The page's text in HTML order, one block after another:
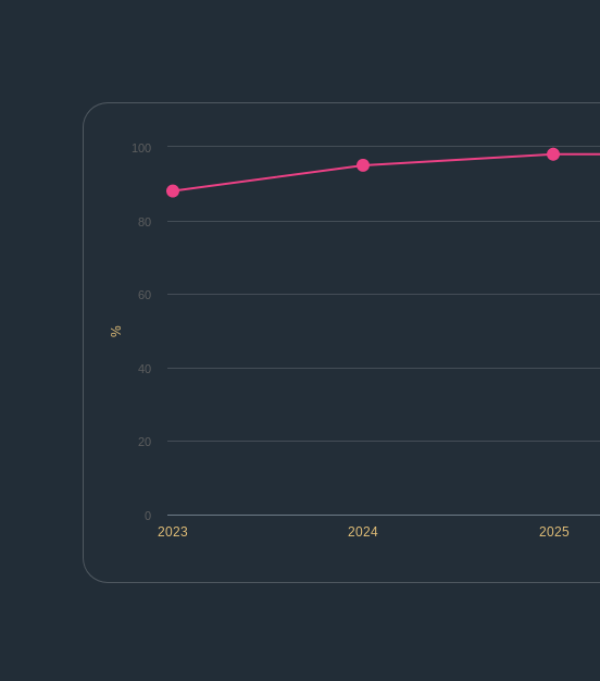
%
2023 2024 2025
0
20
40
60
80
100